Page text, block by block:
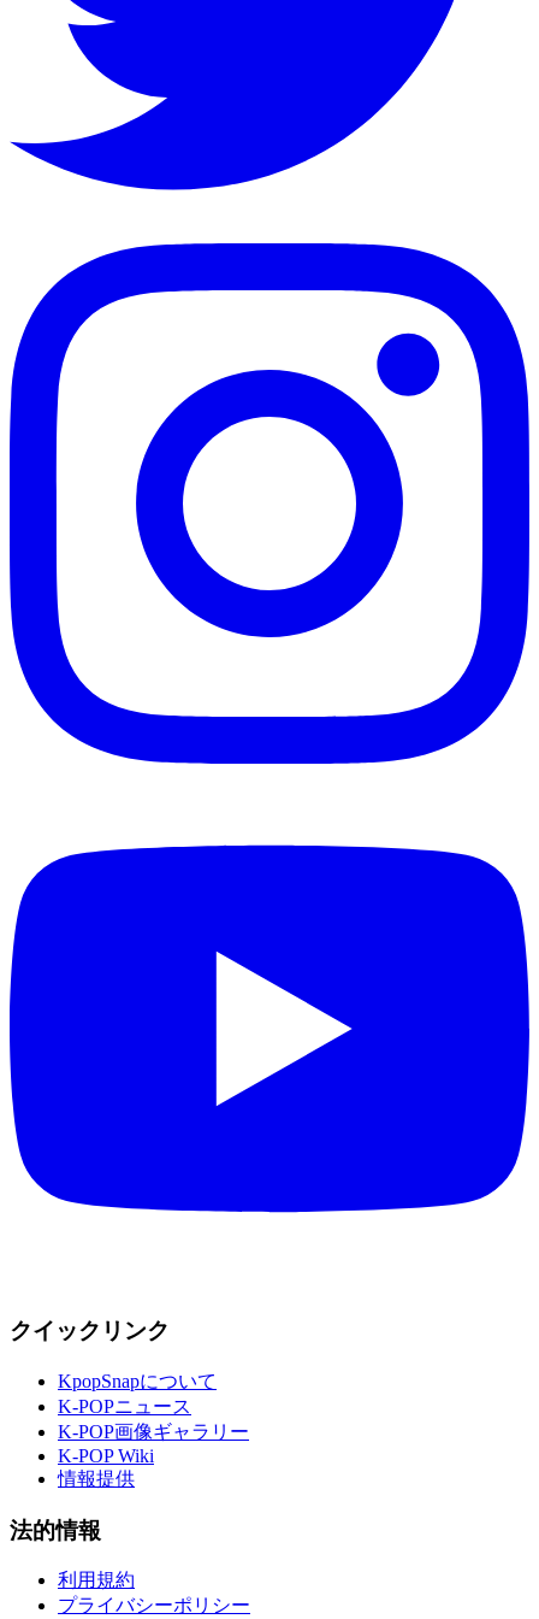
クイックリンク
KpopSnapについて
K-POPニュース
K-POP画像ギャラリー
K-POP Wiki
情報提供
法的情報
利用規約
プライバシーポリシー